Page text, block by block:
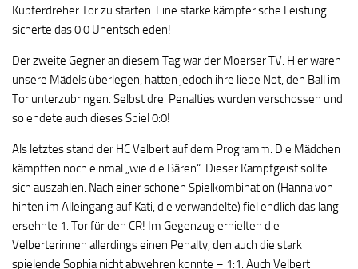
Kupferdreher Tor zu starten. Eine starke kämpferische Leistung
sicherte das 0:0 Unentschieden!
Der zweite Gegner an diesem Tag war der Moerser TV. Hier waren
unsere Mädels überlegen, hatten jedoch ihre liebe Not, den Ball im
Tor unterzubringen. Selbst drei Penalties wurden verschossen und
so endete auch dieses Spiel 0:0!
Als letztes stand der HC Velbert auf dem Programm. Die Mädchen
kämpften noch einmal „wie die Bären“. Dieser Kampfgeist sollte
sich auszahlen. Nach einer schönen Spielkombination (Hanna von
hinten im Alleingang auf Kati, die verwandelte) fiel endlich das lang
ersehnte 1. Tor für den CR! Im Gegenzug erhielten die
Velberterinnen allerdings einen Penalty, den auch die stark
spielende Sophia nicht abwehren konnte – 1:1. Auch Velbert